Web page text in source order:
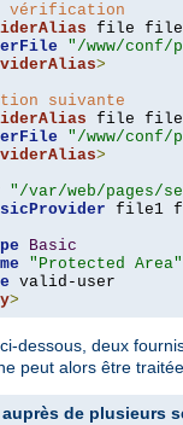
vérification
file
"/www/conf/
>
suivante
file
"/www/conf/
>
"/var/web/pages/
file1
Basic
"Protected Area"
>
dessous, deux
peut alors être
de plusieurs